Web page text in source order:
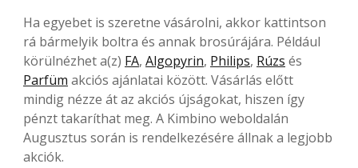
Ha egyebet is szeretne vásárolni, akkor kattintson
rá bármelyik boltra és annak brosúrájára. Például
körülnézhet a(z) FA, Algopyrin, Philips, Rúzs és
Parfüm akciós ajánlatai között. Vásárlás előtt
mindig nézze át az akciós újságokat, hiszen így
pénzt takaríthat meg. A Kimbino weboldalán
Augusztus során is rendelkezésére állnak a legjobb
akciók.